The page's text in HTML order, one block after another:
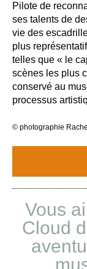
Pilote de
ses talents de
vie des
plus
telles que « le
scènes les plus
conservé au
processus
© photographie
Vous
Cloud